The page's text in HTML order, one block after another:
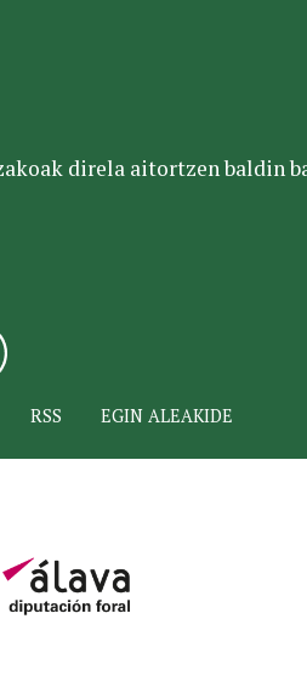
direla aitortzen baldin
RSS EGIN ALEAKIDE